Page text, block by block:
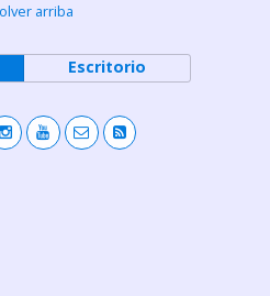
arriba
Escritorio